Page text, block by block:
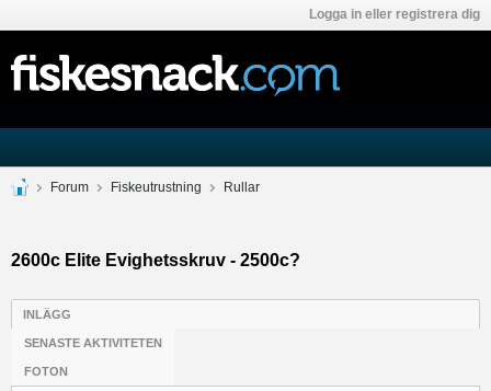
Logga in eller registrera dig
Forum Fiskeutrustning Rullar
2600c Elite Evighetsskruv - 2500c?
INLÄGG
SENASTE AKTIVITETEN
FOTON